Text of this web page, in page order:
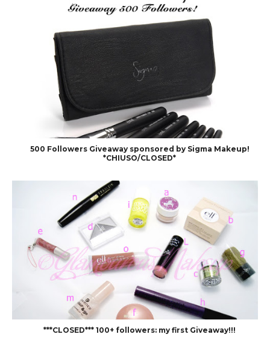
500 Followers Giveaway sponsored by Sigma Makeup!
*CHIUSO/CLOSED*
***CLOSED*** 100+ followers: my first Giveaway!!!